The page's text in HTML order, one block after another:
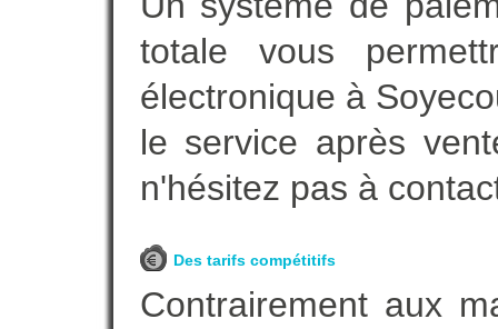
totale vous
électronique à
le service après
n'hésitez pas à
Des tarifs compétitifs
Contrairement aux